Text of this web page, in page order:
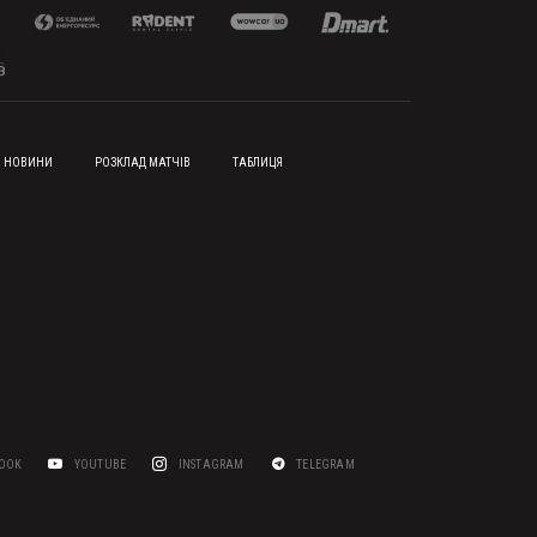
НОВИНИ РОЗКЛАД МАТЧІВ ТАБЛИЦЯ
YOUTUBE INSTAGRAM TELEGRAM